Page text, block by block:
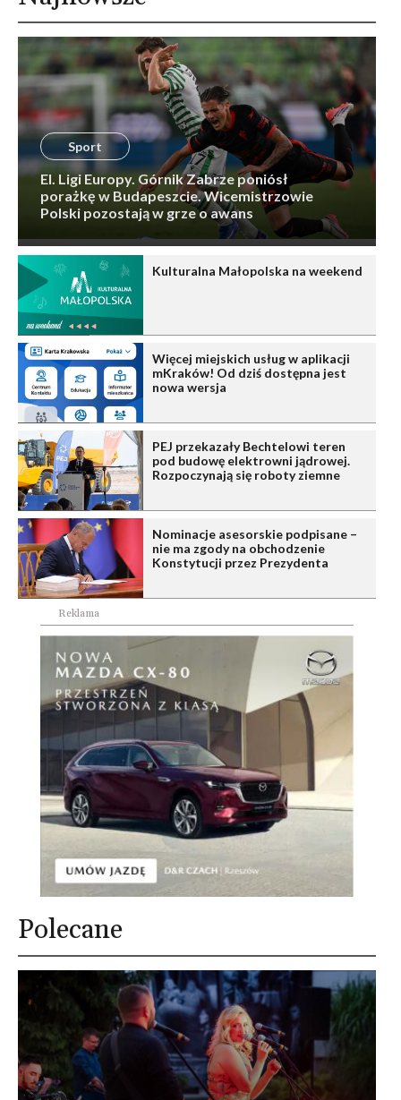
Sport
El. Ligi Europy. Górnik Zabrze poniósł
porażkę w Budapeszcie. Wicemistrzowie
Polski pozostają w grze o awans
Kulturalna Małopolska na weekend
Więcej miejskich usług w aplikacji
mKraków! Od dziś dostępna jest
nowa wersja
PEJ przekazały Bechtelowi teren
pod budowę elektrowni jądrowej.
Rozpoczynają się roboty ziemne
Nominacje asesorskie podpisane –
nie ma zgody na obchodzenie
Konstytucji przez Prezydenta
Reklama
Polecane